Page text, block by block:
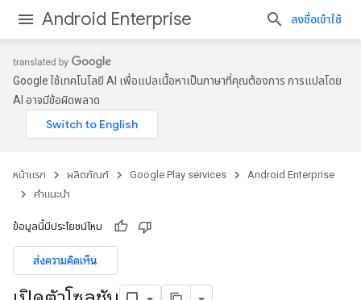
Android Enterprise ลงชื่อเข้าใช้
Google ใช้เทคโนโลยี AI เพื่อแปลเนื้อหาเป็นภาษาที่คุณต้องการ การแปลโดย
AI อาจมีข้อผิดพลาด
หน้าแรก ผลิตภัณฑ์ Google Play services
Android Enterprise
คำแนะนำ
ข้อมูลนี้มีประโยชน์ไหม
ส่งความคิดเห็น